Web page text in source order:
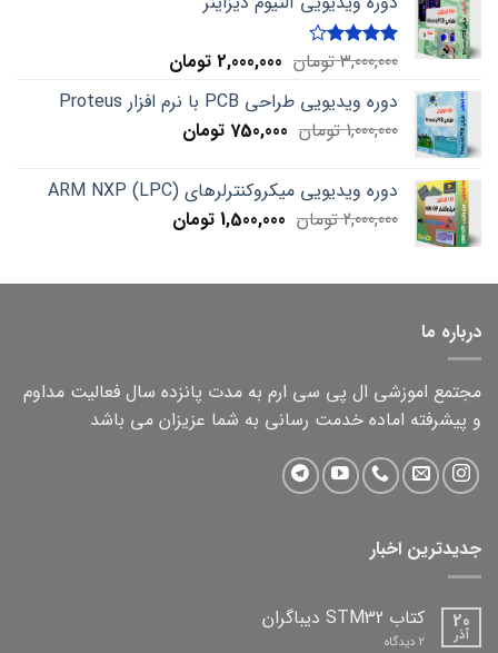
Rated
of 5
3,000,000 تومان Original
was:
3,000,000 تومان.
2,000,000 تومانCurrent
is:
دوره ویدیویی طراحی PCB با نرم افزار Proteus
1,000,000 تومان Original
was:
1,000,000 تومان.
750,000 تومانCurrent
is:
750,000 تومان. دوره ویدیویی میکروکنترلرهای ARM NXP (LPC)
2,000,000 تومان Original
2,000,000 تومان.
1,500,000 تومانCurrent
1,500,000 تومان.
درباره ما
مجتمع اموزشی ال پی سی ارم به مدت پانزده سال فعالیت مداوم
و پیشرفته اماده خدمت رسانی به شما عزیزان می باشد
جدیدترین اخبار
20
آذر
کتاب STM32 دیباگران
2 دیدگاه برای